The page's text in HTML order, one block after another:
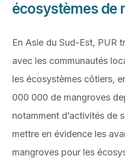
écosystèmes de
En Asie du Sud-Est, PUR
avec les communautés
les écosystèmes côtiers,
000 000 de mangroves
notamment d’activités de
mettre en évidence les
mangroves pour les